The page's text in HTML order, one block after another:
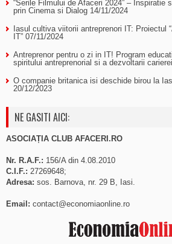
“Serile Filmului de Afaceri 2024” – Inspiratie
prin Cinema si Dialog 14/11/2024
Iasul cultiva viitorii antreprenori IT: Proiectul
IT” 07/11/2024
Antreprenor pentru o zi in IT! Program
spiritului antreprenorial si a dezvoltarii carierei
O companie britanica isi deschide birou la
20/12/2023
NE GASITI AICI:
ASOCIAȚIA CLUB AFACERI.RO
Nr. R.A.F.: 156/A din 4.08.2010
C.I.F.: 27269648;
Adresa: sos. Barnova, nr. 29 B, Iasi.
Email: contact@economiaonline.ro